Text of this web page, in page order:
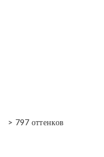
> 797 оттенков